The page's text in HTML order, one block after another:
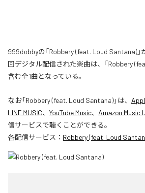
999dobbyの「Robbery (feat. Loud Santana)
回デジタル配信された楽曲は、「Robbery
含む全1曲となっている。
なお「Robbery (feat. Loud Santana)」は、
LINE MUSIC、 YouTube Music、 Amazon Music
信サービスで聴くことができる。
各配信サービス： Robbery (feat. Loud